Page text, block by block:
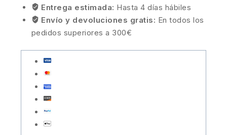
Entrega estimada: Hasta 4 días hábiles
Envío y devoluciones gratis: En todos los
pedidos superiores a 300€